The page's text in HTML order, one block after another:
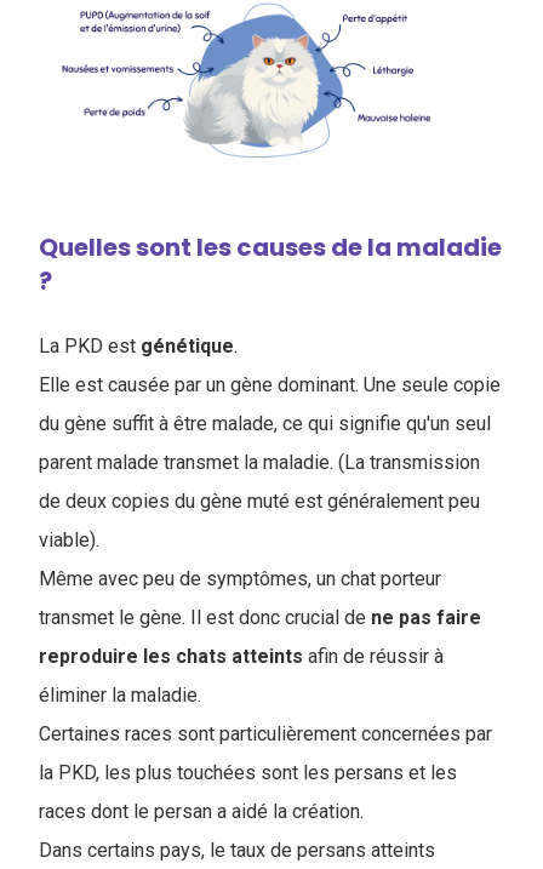
Quelles sont les causes de la maladie
?
La PKD est génétique.
Elle est causée par un gène dominant. Une seule copie
du gène suffit à être malade, ce qui signifie qu'un seul
parent malade transmet la maladie. (La transmission
de deux copies du gène muté est généralement peu
viable).
Même avec peu de symptômes, un chat porteur
transmet le gène. Il est donc crucial de ne pas faire
reproduire les chats atteints afin de réussir à
éliminer la maladie.
Certaines races sont particulièrement concernées par
la PKD, les plus touchées sont les persans et les
races dont le persan a aidé la création.
Dans certains pays, le taux de persans atteints